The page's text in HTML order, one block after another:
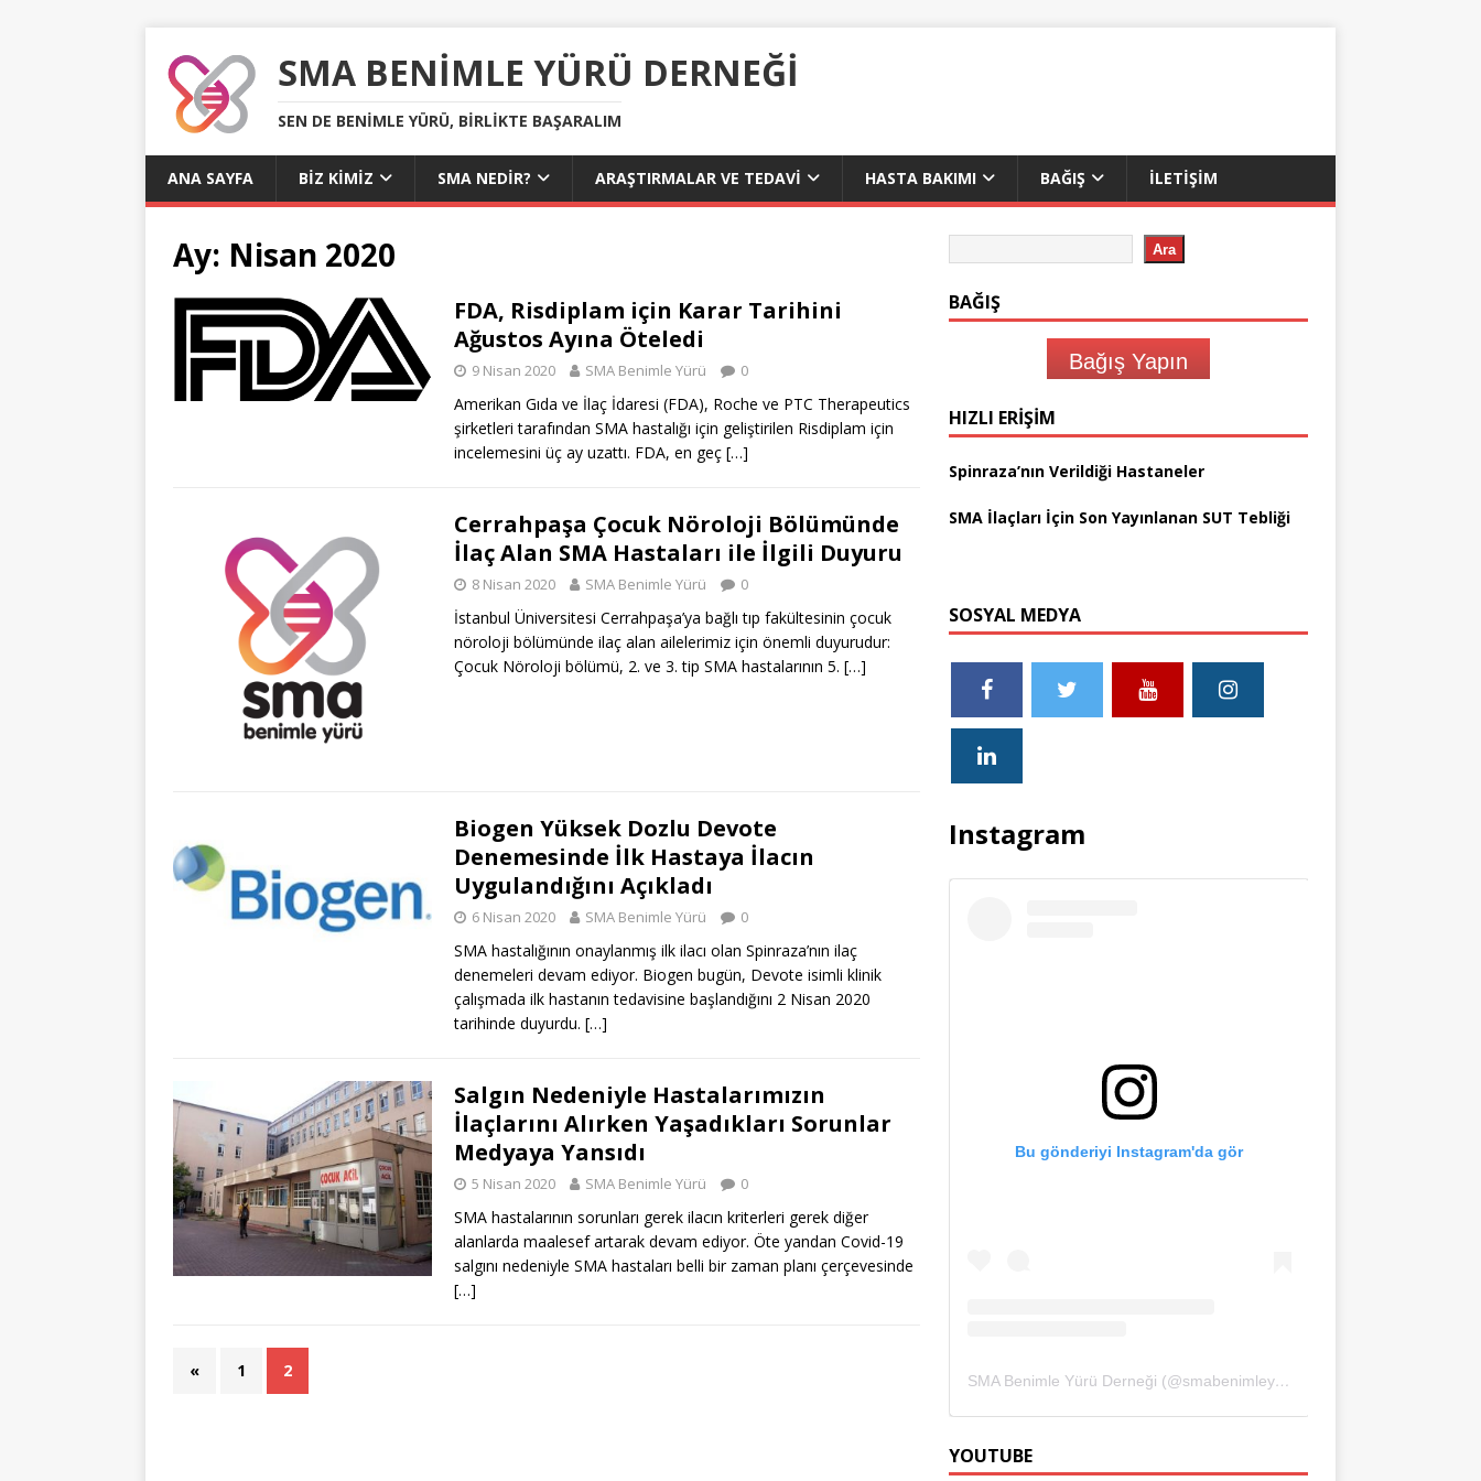
SMA BENIMLE YÜRÜ DERNEĞI
SEN DE BENIMLE YÜRÜ, BIRLIKTE BAŞARALIM
ANA SAYFA BIZ KIMIZ SMA NEDIR? ARAŞTIRMALAR VE TEDAVI HASTA BAKIMI BAĞIŞ İLETIŞIM
Ay: Nisan 2020
FDA, Risdiplam için Karar Tarihini
Ağustos Ayına Öteledi
9 Nisan 2020 SMA Benimle Yürü 0
Amerikan Gıda ve İlaç İdaresi (FDA), Roche ve PTC Therapeutics
şirketleri tarafından SMA hastalığı için geliştirilen Risdiplam için
incelemesini üç ay uzattı. FDA, en geç […]
Cerrahpaşa Çocuk Nöroloji Bölümünde
İlaç Alan SMA Hastaları ile İlgili Duyuru
8 Nisan 2020 SMA Benimle Yürü 0
İstanbul Üniversitesi Cerrahpaşa’ya bağlı tıp fakültesinin çocuk
nöroloji bölümünde ilaç alan ailelerimiz için önemli duyurudur:
Çocuk Nöroloji bölümü, 2. ve 3. tip SMA hastalarının 5. […]
Biogen Yüksek Dozlu Devote
Denemesinde İlk Hastaya İlacın
Uygulandığını Açıkladı
6 Nisan 2020 SMA Benimle Yürü 0
SMA hastalığının onaylanmış ilk ilacı olan Spinraza’nın ilaç
denemeleri devam ediyor. Biogen bugün, Devote isimli klinik
çalışmada ilk hastanın tedavisine başlandığını 2 Nisan 2020
tarihinde duyurdu. […]
Salgın Nedeniyle Hastalarımızın
İlaçlarını Alırken Yaşadıkları Sorunlar
Medyaya Yansıdı
5 Nisan 2020 SMA Benimle Yürü 0
SMA hastalarının sorunları gerek ilacın kriterleri gerek diğer
alanlarda maalesef artarak devam ediyor. Öte yandan Covid-19
salgını nedeniyle SMA hastaları belli bir zaman planı çerçevesinde
[…]
« 1 2
Ara
BAĞIŞ
Bağış Yapın
HIZLI ERIŞIM
Spinraza’nın Verildiği Hastaneler
SMA İlaçları İçin Son Yayınlanan SUT Tebliği
SOSYAL MEDYA
Instagram
Bu gönderiyi Instagram'da gör
SMA Benimle Yürü Derneği (@smabenimleyuru)'in paylaştığı bir gönderi
YOUTUBE